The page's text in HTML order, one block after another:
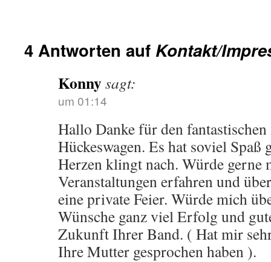
4 Antworten auf Kontakt/
Konnysagt:
um 01:14
Hallo Danke für den
Hückeswagen. Es hat soviel Spaß
Herzen klingt nach. Würde gerne
Veranstaltungen erfahren und
eine private Feier. Würde mich
Wünsche ganz viel Erfolg und
Zukunft Ihrer Band. ( Hat mir
Ihre Mutter gesprochen haben ).